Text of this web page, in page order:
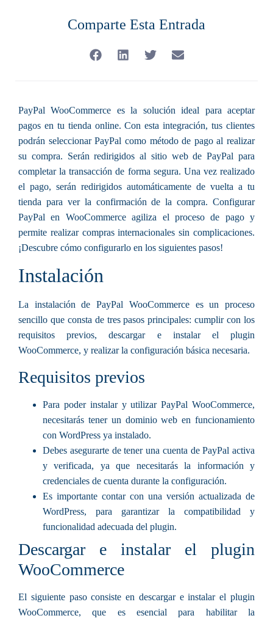
Comparte Esta Entrada
PayPal WooCommerce es la solución ideal para aceptar
pagos en tu tienda online. Con esta integración, tus clientes
podrán seleccionar PayPal como método de pago al realizar
su compra. Serán redirigidos al sitio web de PayPal para
completar la transacción de forma segura. Una vez realizado
el pago, serán redirigidos automáticamente de vuelta a tu
tienda para ver la confirmación de la compra. Configurar
PayPal en WooCommerce agiliza el proceso de pago y
permite realizar compras internacionales sin complicaciones.
¡Descubre cómo configurarlo en los siguientes pasos!
Instalación
La instalación de PayPal WooCommerce es un proceso
sencillo que consta de tres pasos principales: cumplir con los
requisitos previos, descargar e instalar el plugin
WooCommerce, y realizar la configuración básica necesaria.
Requisitos previos
Para poder instalar y utilizar PayPal WooCommerce,
necesitarás tener un dominio web en funcionamiento
con WordPress ya instalado.
Debes asegurarte de tener una cuenta de PayPal activa
y verificada, ya que necesitarás la información y
credenciales de cuenta durante la configuración.
Es importante contar con una versión actualizada de
WordPress, para garantizar la compatibilidad y
funcionalidad adecuada del plugin.
Descargar e instalar el plugin
WooCommerce
El siguiente paso consiste en descargar e instalar el plugin
WooCommerce, que es esencial para habilitar la